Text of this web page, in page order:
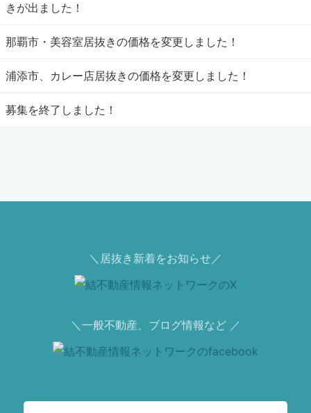
きが出ました！
那覇市・美容室居抜きの価格を変更しました！
浦添市、カレー店居抜きの価格を変更しました！
募集を終了しました！
＼居抜き新着をお知らせ／
＼一般不動産、ブログ情報など ／